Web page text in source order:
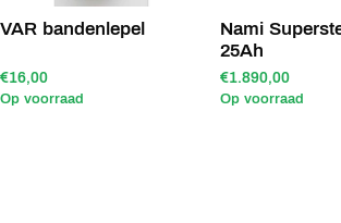
VAR bandenlepel
€16,00
Op voorraad
Nami
25Ah
€1.890,00
Op voorraad